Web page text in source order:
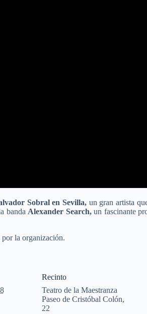
Sobral en Sevilla, un gran artista
banda Alexander Search,un fascinante
por la organización.
Recinto
Teatro de la Maestranza
Paseo de Cristóbal Colón,
22